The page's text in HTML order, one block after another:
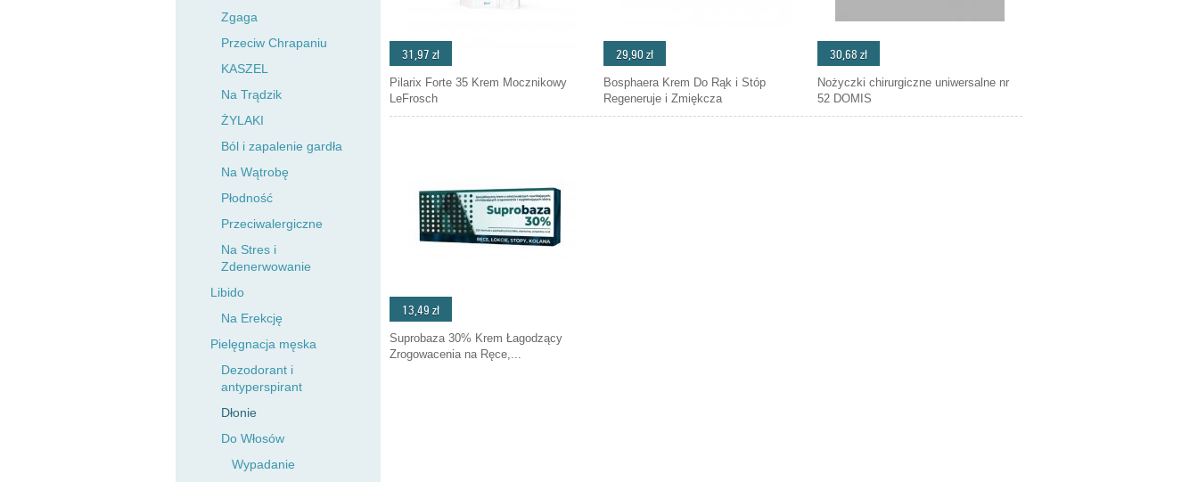
Zgaga
Przeciw Chrapaniu
KASZEL
Na Trądzik
ŻYLAKI
Ból i zapalenie gardła
Na Wątrobę
Płodność
Przeciwalergiczne
Na Stres i
Zdenerwowanie
Libido
Na Erekcję
Pielęgnacja męska
Dezodorant i
antyperspirant
Dłonie
Do Włosów
Wypadanie
31,97 zł
Pilarix Forte 35 Krem Mocznikowy
LeFrosch
29,90 zł
Bosphaera Krem Do Rąk i Stóp
Regeneruje i Zmiękcza
30,68 zł
Nożyczki chirurgiczne uniwersalne nr
52 DOMIS
13,49 zł
Suprobaza 30% Krem Łagodzący
Zrogowacenia na Ręce,...